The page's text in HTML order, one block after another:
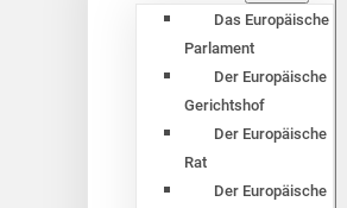
Das Europäische
Parlament
Der Europäische
Gerichtshof
Der Europäische
Rat
Der Europäische